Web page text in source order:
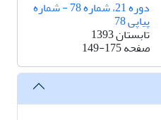
دوره 21، شماره 78 - شماره
پیاپی 78
تابستان 1393
صفحه149-175